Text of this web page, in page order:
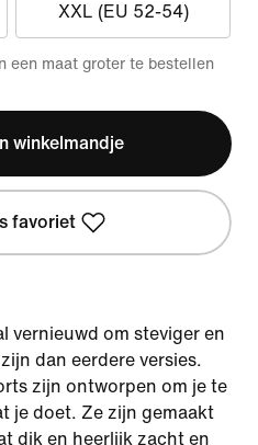
XXL (EU 52-54)
een maat groter te bestellen
winkelmandje
favoriet
vernieuwd om steviger en
dan eerdere versies.
zijn ontworpen om je te
je doet. Ze zijn gemaakt
dik en heerlijk zacht en